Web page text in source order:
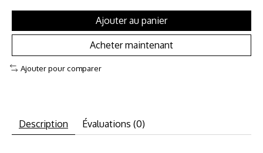
Ajouter au panier
Acheter maintenant
Ajouter pour comparer
Description Évaluations (0)